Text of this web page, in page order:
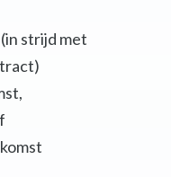
strijd met